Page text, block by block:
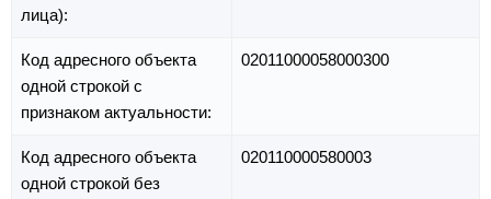
лица):
Код адресного объекта
одной строкой с
признаком актуальности:
02011000058000300
Код адресного объекта
одной строкой без
020110000580003